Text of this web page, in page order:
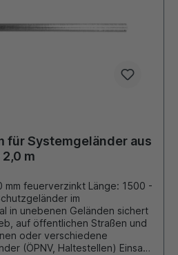
für Systemgeländer aus
m
mm feuerverzinkt Länge: 1500 -
in unebenen Geländen sichert
auf öffentlichen Straßen und
oder verschiedene
(ÖPNV, Haltestellen) Einsatz